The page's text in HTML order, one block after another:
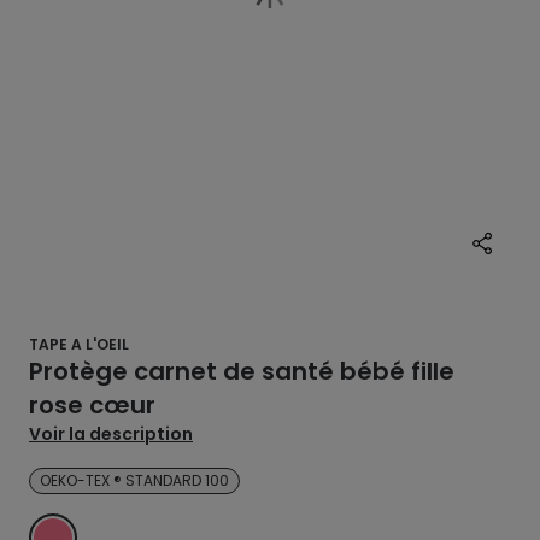
TAPE A L'OEIL
Protège carnet de santé bébé fille
rose cœur
Voir la description
OEKO-TEX ® STANDARD 100
ROSE